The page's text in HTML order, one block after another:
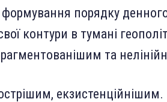
порядку
контури в тумані
та